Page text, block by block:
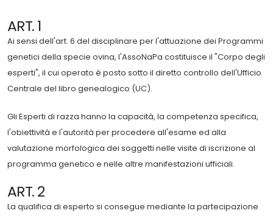
ART. 1
Ai sensi dell'art. 6 del disciplinare per l'attuazione dei Programmi
genetici della specie ovina, l'AssoNaPa costituisce il "Corpo degli
esperti", il cui operato è posto sotto il diretto controllo dell'Ufficio
Centrale del libro genealogico (UC).
Gli Esperti di razza hanno la capacità, la competenza specifica,
l'obiettività e l'autorità per procedere all'esame ed alla
valutazione morfologica dei soggetti nelle visite di iscrizione al
programma genetico e nelle altre manifestazioni ufficiali.
ART. 2
La qualifica di esperto si consegue mediante la partecipazione